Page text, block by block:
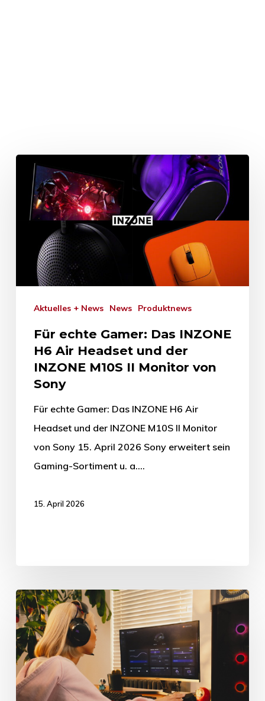
Aktuelles + News News Produktnews
Für echte Gamer: Das INZONE
H6 Air Headset und der
INZONE M10S II Monitor von
Sony
Für echte Gamer: Das INZONE H6 Air
Headset und der INZONE M10S II Monitor
von Sony 15. April 2026 Sony erweitert sein
Gaming-Sortiment u. a.…
15. April 2026